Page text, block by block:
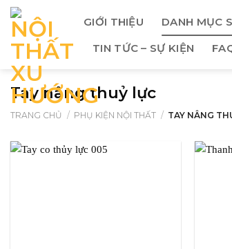
Skip
content
GIỚI THIỆU DANH MỤC
TIN TỨC – SỰ KIỆN
Tay nâng thuỷ lực
TRANG CHỦ / PHỤ KIỆN NỘI THẤT / TAY NÂNG